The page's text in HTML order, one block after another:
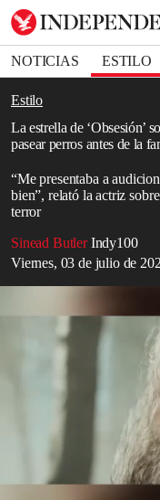
NOTICIAS ESTILO
DEPORTES
Estilo
La estrella de ‘Obsesión’
pasear perros antes de la
“Me presentaba a
bien”, relató la actriz
terror
Sinead Butler Indy100
Viernes, 03 de julio de
Bookmark
Removed from
Close popover
Inde Navarrette saltó a
antes de este éxito, se
en vivo y a
En una entrevista
habló abiertamente
Obsesión
, cuando pasó